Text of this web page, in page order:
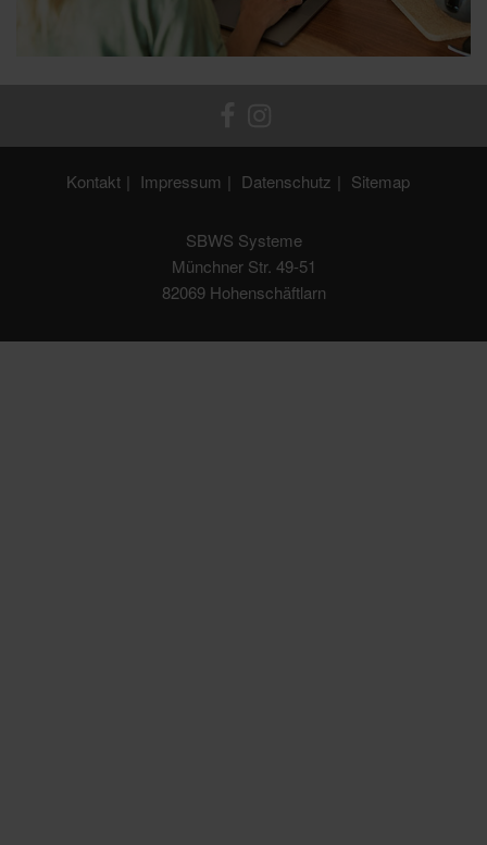
Kontakt Impressum Datenschutz Sitemap
SBWS Systeme
Münchner Str. 49-51
82069 Hohenschäftlarn